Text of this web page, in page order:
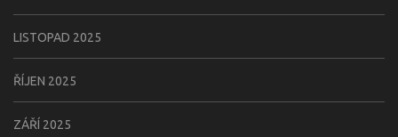
LISTOPAD 2025
ŘÍJEN 2025
ZÁŘÍ 2025